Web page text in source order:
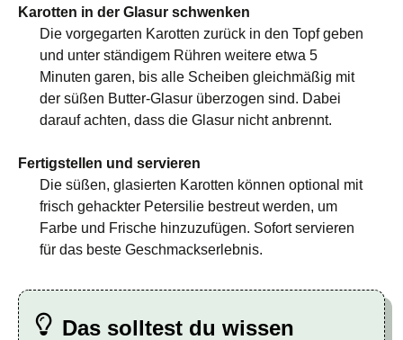
Karotten in der Glasur schwenken
Die vorgegarten Karotten zurück in den Topf geben
und unter ständigem Rühren weitere etwa 5
Minuten garen, bis alle Scheiben gleichmäßig mit
der süßen Butter-Glasur überzogen sind. Dabei
darauf achten, dass die Glasur nicht anbrennt.
Fertigstellen und servieren
Die süßen, glasierten Karotten können optional mit
frisch gehackter Petersilie bestreut werden, um
Farbe und Frische hinzuzufügen. Sofort servieren
für das beste Geschmackserlebnis.
Das solltest du wissen